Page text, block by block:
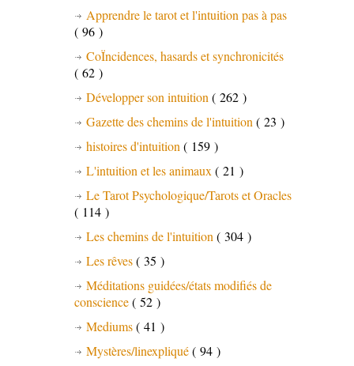
Apprendre le tarot et l'intuition pas à pas
( 96 )
CoÏncidences, hasards et synchronicités
( 62 )
Développer son intuition( 262 )
Gazette des chemins de l'intuition( 23 )
histoires d'intuition( 159 )
L'intuition et les animaux( 21 )
Le Tarot Psychologique/Tarots et Oracles
( 114 )
Les chemins de l'intuition( 304 )
Les rêves( 35 )
Méditations guidées/états modifiés de
conscience( 52 )
Mediums( 41 )
Mystères/linexpliqué( 94 )